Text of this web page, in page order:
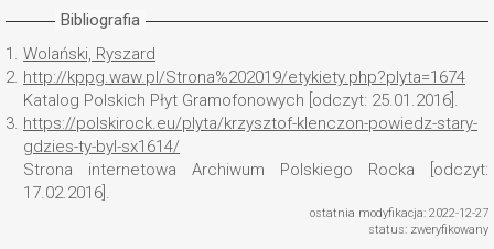
Bibliografia
1. Wolański, Ryszard
2. http://kppg.waw.pl/Strona%202019/etykiety.php?plyta=1674
Katalog Polskich Płyt Gramofonowych [odczyt: 25.01.2016].
3. https://polskirock.eu/plyta/krzysztof-klenczon-powiedz-stary-
gdzies-ty-byl-sx1614/
Strona internetowa Archiwum Polskiego Rocka [odczyt:
17.02.2016].
ostatnia modyfikacja: 2022-12-27
status: zweryfikowany